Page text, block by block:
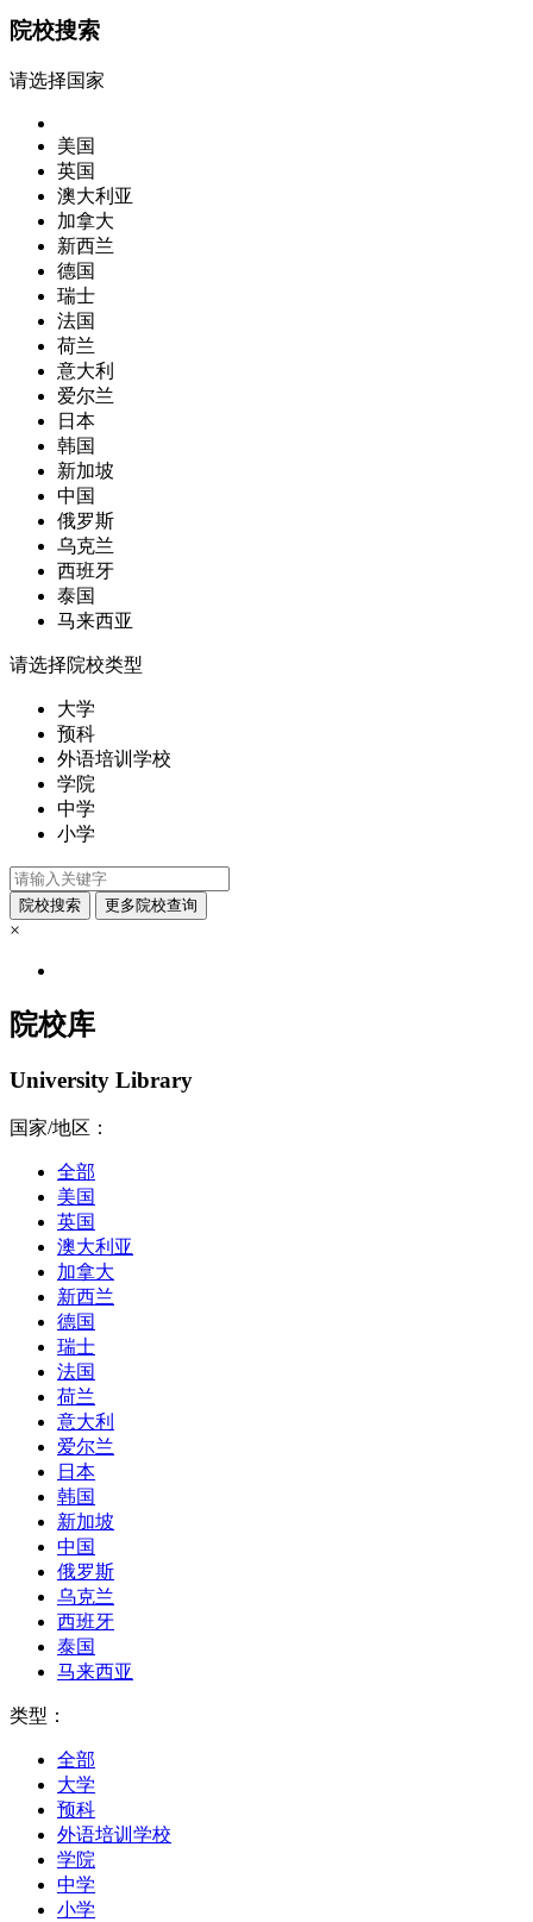
院校搜索
请选择国家
美国
英国
澳大利亚
加拿大
新西兰
德国
瑞士
法国
荷兰
意大利
爱尔兰
日本
韩国
新加坡
中国
俄罗斯
乌克兰
西班牙
泰国
马来西亚
请选择院校类型
大学
预科
外语培训学校
学院
中学
小学
×
院校库
University Library
国家/地区：
全部
美国
英国
澳大利亚
加拿大
新西兰
德国
瑞士
法国
荷兰
意大利
爱尔兰
日本
韩国
新加坡
中国
俄罗斯
乌克兰
西班牙
泰国
马来西亚
类型：
全部
大学
预科
外语培训学校
学院
中学
小学